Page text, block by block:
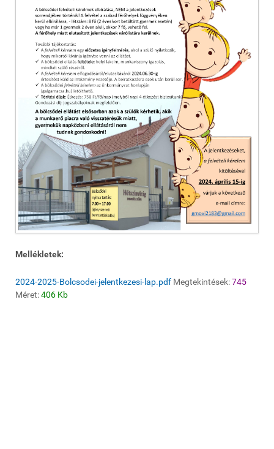
Mellékletek:
2024-2025-Bolcsodei-jelentkezesi-lap.pdf Megtekintések:745
Méret:406 Kb